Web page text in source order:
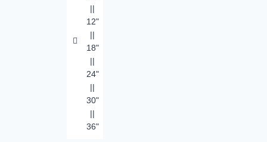
||
12"
||
18"
||
24"
||
30"
||
36"